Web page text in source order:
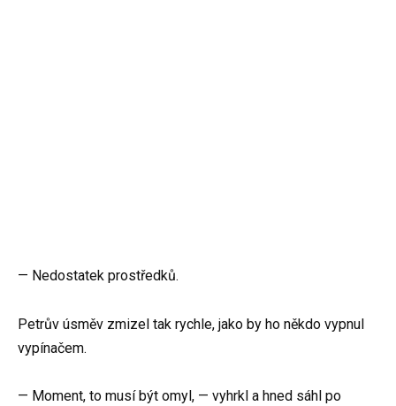
— Nedostatek prostředků.
Petrův úsměv zmizel tak rychle, jako by ho někdo vypnul
vypínačem.
— Moment, to musí být omyl, — vyhrkl a hned sáhl po